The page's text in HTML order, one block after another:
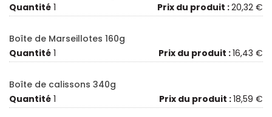
Quantité 1 Prix du produit :20,32 €
Boîte de Marseillotes 160g
Quantité 1 Prix du produit :16,43 €
Boîte de calissons 340g
Quantité 1 Prix du produit :18,59 €